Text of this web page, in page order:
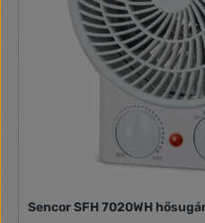
Sencor SFH 7020WH